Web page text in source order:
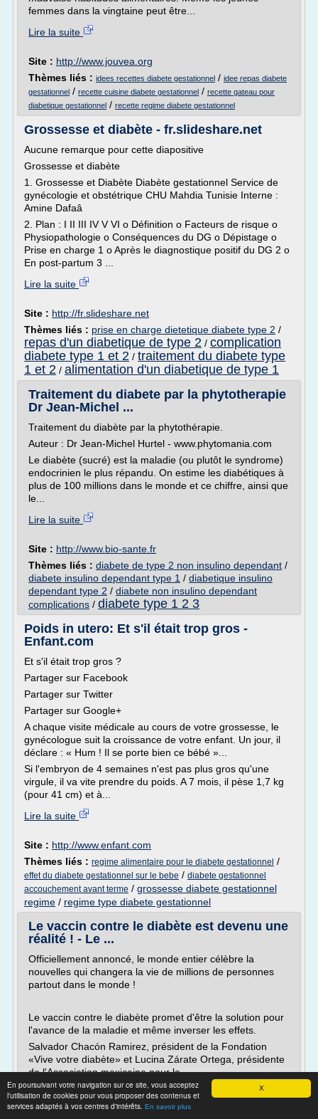
X
En poursuivant votre navigation sur ce site, vous acceptez
l'utilisation de cookies pour vous proposer des contenus et
services adaptés à vos centres d'intérêts. En savoir plus
femmes dans la vingtaine peut être...
Lire la suite
Site : http://www.jouvea.org
Thèmes liés : idees recettes diabete gestationnel / idee repas diabete
gestationnel / recette cuisine diabete gestationnel / recette gateau pour
diabetique gestationnel / recette regime diabete gestationnel
Grossesse et diabète - fr.slideshare.net
Aucune remarque pour cette diapositive
Grossesse et diabète
1. Grossesse et Diabète Diabète gestationnel Service de
gynécologie et obstétrique CHU Mahdia Tunisie Interne :
Amine Dafaâ
2. Plan : I II III IV V VI o Définition o Facteurs de risque o
Physiopathologie o Conséquences du DG o Dépistage o
Prise en charge 1 o Après le diagnostique positif du DG 2 o
En post-partum 3 ...
Lire la suite
Site : http://fr.slideshare.net
Thèmes liés : prise en charge dietetique diabete type 2 /
repas d'un diabetique de type 2 / complication
diabete type 1 et 2 / traitement du diabete type
1 et 2 / alimentation d'un diabetique de type 1
Traitement du diabete par la phytotherapie
Dr Jean-Michel ...
Traitement du diabète par la phytothérapie.
Auteur : Dr Jean-Michel Hurtel - www.phytomania.com
Le diabète (sucré) est la maladie (ou plutôt le syndrome)
endocrinien le plus répandu. On estime les diabétiques à
plus de 100 millions dans le monde et ce chiffre, ainsi que
le...
Lire la suite
Site : http://www.bio-sante.fr
Thèmes liés : diabete de type 2 non insulino dependant /
diabete insulino dependant type 1 / diabetique insulino
dependant type 2 / diabete non insulino dependant
complications / diabete type 1 2 3
Poids in utero: Et s'il était trop gros -
Enfant.com
Et s'il était trop gros ?
Partager sur Facebook
Partager sur Twitter
Partager sur Google+
A chaque visite médicale au cours de votre grossesse, le
gynécologue suit la croissance de votre enfant. Un jour, il
déclare : « Hum ! Il se porte bien ce bébé »...
Si l'embryon de 4 semaines n'est pas plus gros qu'une
virgule, il va vite prendre du poids. A 7 mois, il pèse 1,7 kg
(pour 41 cm) et à...
Lire la suite
Site : http://www.enfant.com
Thèmes liés : regime alimentaire pour le diabete gestationnel /
effet du diabete gestationnel sur le bebe / diabete gestationnel
accouchement avant terme / grossesse diabete gestationnel
regime / regime type diabete gestationnel
Le vaccin contre le diabète est devenu une
réalité ! - Le ...
Officiellement annoncé, le monde entier célèbre la
nouvelles qui changera la vie de millions de personnes
partout dans le monde !
Le vaccin contre le diabète promet d'être la solution pour
l'avance de la maladie et même inverser les effets.
Salvador Chacón Ramirez, président de la Fondation
«Vive votre diabète» et Lucina Zárate Ortega, présidente
de l'Association mexicaine pour le...
Lire la suite